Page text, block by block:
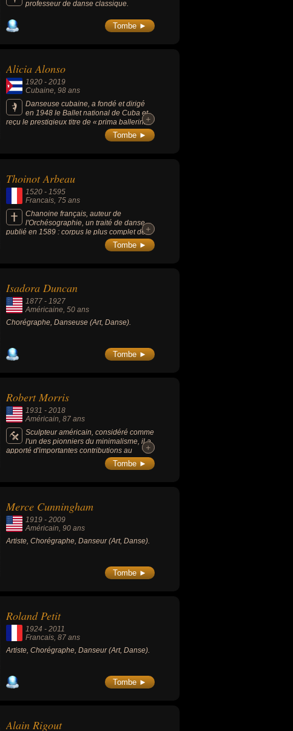
professeur de danse classique.
Tombe ►
Alicia Alonso
1920 -2019
Cubaine, 98 ans
Danseuse cubaine, a fondé et dirigé
en 1948 le Ballet national de Cuba et
reçu le prestigieux titre de « prima ballerina
assoluta », alors qu'elle est en partie
+
+
Tombe ►
Thoinot Arbeau
1520 - 1595
Francais , 75 ans
Chanoine français, auteur de
l'Orchésographie, un traité de danse
publié en 1589 : corpus le plus complet des
danses pratiquées au XVIe siècle, premier
manuel de danse qui indique avec précision
+
+
Tombe ►
Isadora Duncan
1877 - 1927
Américaine , 50 ans
Chorégraphe, Danseuse (Art, Danse).
Tombe ►
Robert Morris
1931 -2018
Américain, 87 ans
Sculpteur américain, considéré comme
l'un des pionniers du minimalisme, il a
apporté d'importantes contributions au
développement des notions d'Art
performance, d'Installation et de Land art.
+
+
Tombe ►
Merce Cunningham
1919 -2009
Américain, 90 ans
Artiste, Chorégraphe, Danseur (Art, Danse).
Tombe ►
Roland Petit
1924 -2011
Francais, 87 ans
Artiste, Chorégraphe, Danseur (Art, Danse).
Tombe ►
Alain Rigout